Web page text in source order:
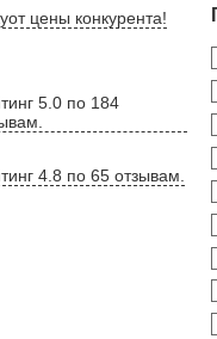
от цены конкурента!
5.0 по 184
4.8 по 65 отзывам.